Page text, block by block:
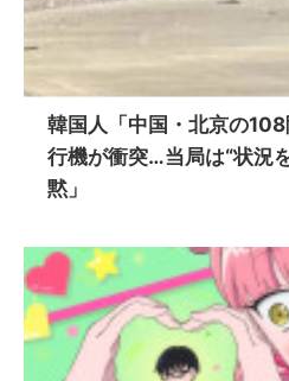
韓国人「中国・北京の
行機が衝突…当局は“状況
黙」